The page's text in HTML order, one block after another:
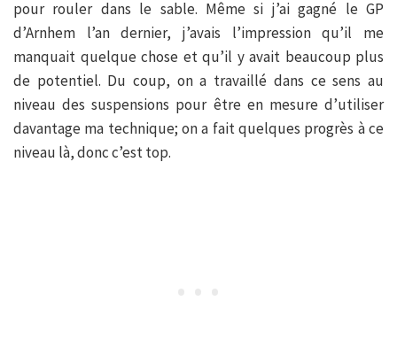
pour rouler dans le sable. Même si j’ai gagné le GP
d’Arnhem l’an dernier, j’avais l’impression qu’il me
manquait quelque chose et qu’il y avait beaucoup plus
de potentiel. Du coup, on a travaillé dans ce sens au
niveau des suspensions pour être en mesure d’utiliser
davantage ma technique; on a fait quelques progrès à ce
niveau là, donc c’est top.